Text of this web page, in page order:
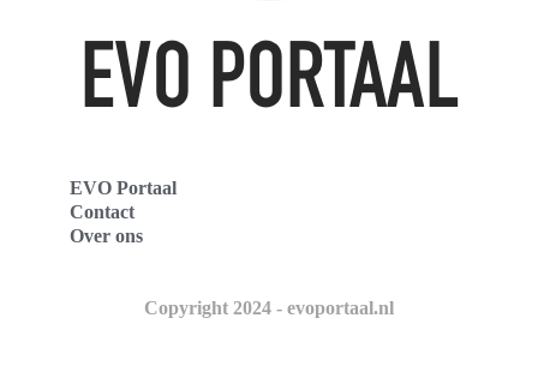
EVO Portaal
Contact
Over ons
Copyright 2024 - evoportaal.nl